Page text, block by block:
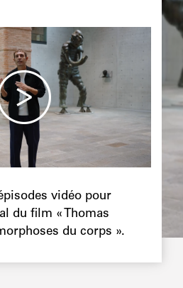
vidéo pour
du film « Thomas
du corps ».